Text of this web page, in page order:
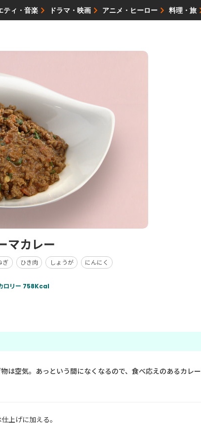
ティ・音楽 ドラマ・映画 アニメ・ヒーロー 料理・旅
マカレー
ぎ ひき肉 しょうが にんにく
ロリー 758Kcal
は空気。あっという間になくなるので、食べ応えのあるカレー
上げに加える。